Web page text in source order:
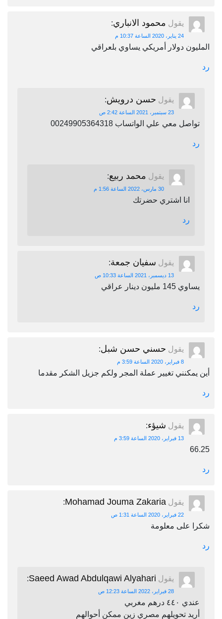
يقول محمود الانباري:
24 يناير، 2020 الساعة 10:37 م
المليون دولار أمريكي يساوي بلعراقي
رد
يقول حسن درويش:
23 سبتمبر، 2021 الساعة 2:42 ص
تواصل معي علي الواتساب 00249905364318
رد
يقول محمد ربيع:
30 مارس، 2022 الساعة 1:56 م
انا اشتري حضرتك
رد
يقول سفيان جمعة:
13 ديسمبر، 2021 الساعة 10:33 ص
يساوي 145 مليون دينار عراقي
رد
يقول حسني حسن شبل:
8 فبراير، 2020 الساعة 3:59 م
أين يمكنني تغيير عملة المجر ولكم جزيل الشكر مقدما
رد
يقول شيؤء:
13 فبراير، 2020 الساعة 3:59 م
66.25
رد
يقول Mohamad Jouma Zakaria
:
22 فبراير، 2020 الساعة 1:31 ص
شكرا على معلومة
رد
يقول Saeed Awad Abdulqawi Alyahari
:
28 فبراير، 2022 الساعة 12:23 ص
عندي ٤٤٠ درهم مغربي
أريد تحويلهم مصري زين ممكن أحوالهم